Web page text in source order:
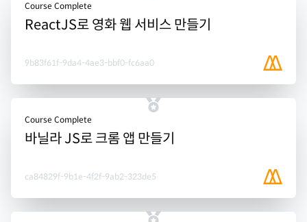
Course Complete
ReactJS로 영화 웹 서비스 만들기
9b83f61f-9da4-4ae3-bbf0-fc6aa0
Course Complete
바닐라 JS로 크롬 앱 만들기
ca84829f-9b1e-4f2f-9ab2-323de5